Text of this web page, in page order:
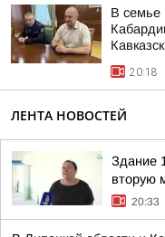
В семье
20:18
ЛЕНТА НОВОСТЕЙ
Здание
вторую
20:33